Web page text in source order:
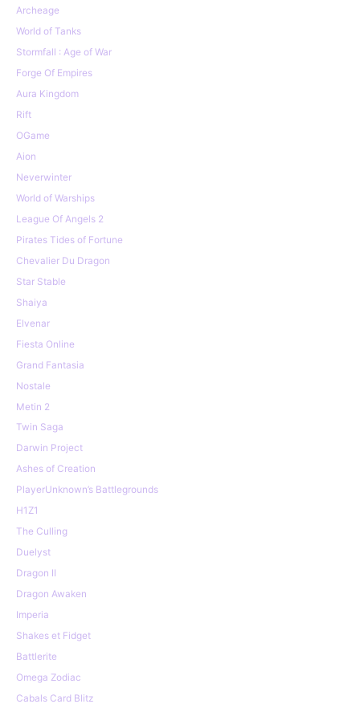
Archeage
World of Tanks
Stormfall : Age of War
Forge Of Empires
Aura Kingdom
Rift
OGame
Aion
Neverwinter
World of Warships
League Of Angels 2
Pirates Tides of Fortune
Chevalier Du Dragon
Star Stable
Shaiya
Elvenar
Fiesta Online
Grand Fantasia
Nostale
Metin 2
Twin Saga
Darwin Project
Ashes of Creation
PlayerUnknown’s Battlegrounds
H1Z1
The Culling
Duelyst
Dragon II
Dragon Awaken
Imperia
Shakes et Fidget
Battlerite
Omega Zodiac
Cabals Card Blitz